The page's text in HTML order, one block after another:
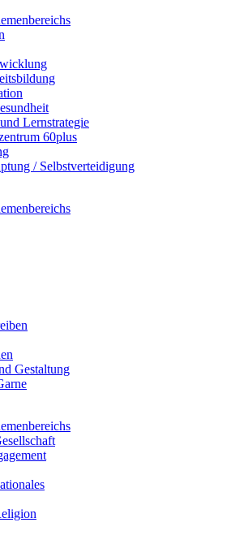
Lernstrategie
60plus
/ Selbstverteidigung
Gestaltung